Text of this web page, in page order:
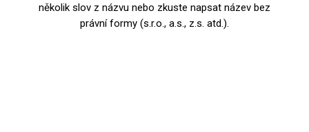
několik slov z názvu nebo zkuste napsat název bez
právní formy (s.r.o., a.s., z.s. atd.).